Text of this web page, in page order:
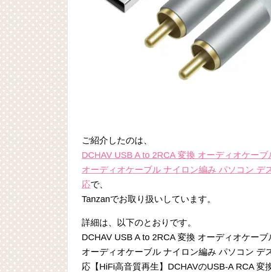
ご紹介したのは、
DCHAV USB A to 2RCA 変換 オーディオケー
オーディオケーブル ナイロン編み パソコン デ
応で、
Tanzanでお取り扱いしています。
詳細は、以下のとおりです。
DCHAV USB A to 2RCA 変換 オーディオケー
オーディオケーブル ナイロン編み パソコン デ
応【HiFi高音質再生】DCHAVのUSB-A RCA 変